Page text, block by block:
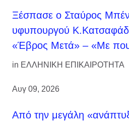
Ξέσπασε ο Σταύρος
υφυπουργού
«Έβρος Μετά» – «Με
in ΕΛΛΗΝΙΚΗ ΕΠΙΚΑΙΡΟΤΗΤΑ
Αυγ 09, 2026
Από την μεγάλη